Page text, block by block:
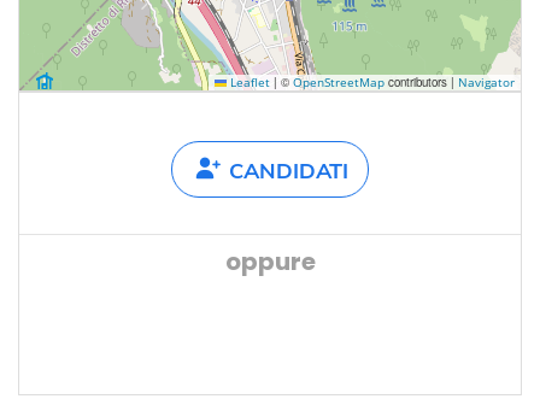
Leaflet | © OpenStreetMap contributors | Navigator
CANDIDATI
oppure